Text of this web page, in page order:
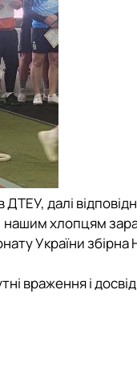
далі
нашим хлопцям
Українизбірна
враження і